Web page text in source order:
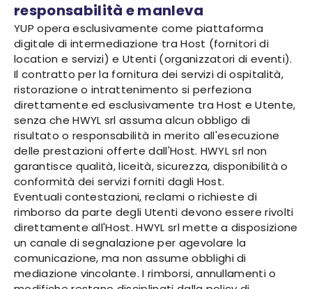
responsabilità e manleva
YUP opera esclusivamente come piattaforma
digitale di intermediazione tra Host (fornitori di
location e servizi) e Utenti (organizzatori di eventi).
Il contratto per la fornitura dei servizi di ospitalità,
ristorazione o intrattenimento si perfeziona
direttamente ed esclusivamente tra Host e Utente,
senza che HWYL srl assuma alcun obbligo di
risultato o responsabilità in merito all'esecuzione
delle prestazioni offerte dall'Host. HWYL srl non
garantisce qualità, liceità, sicurezza, disponibilità o
conformità dei servizi forniti dagli Host.
Eventuali contestazioni, reclami o richieste di
rimborso da parte degli Utenti devono essere rivolti
direttamente all'Host. HWYL srl mette a disposizione
un canale di segnalazione per agevolare la
comunicazione, ma non assume obblighi di
mediazione vincolante. I rimborsi, annullamenti o